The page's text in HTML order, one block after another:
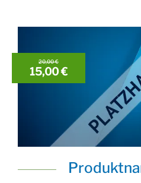
20,00 €
15,00 €
Preis: 15,00 €